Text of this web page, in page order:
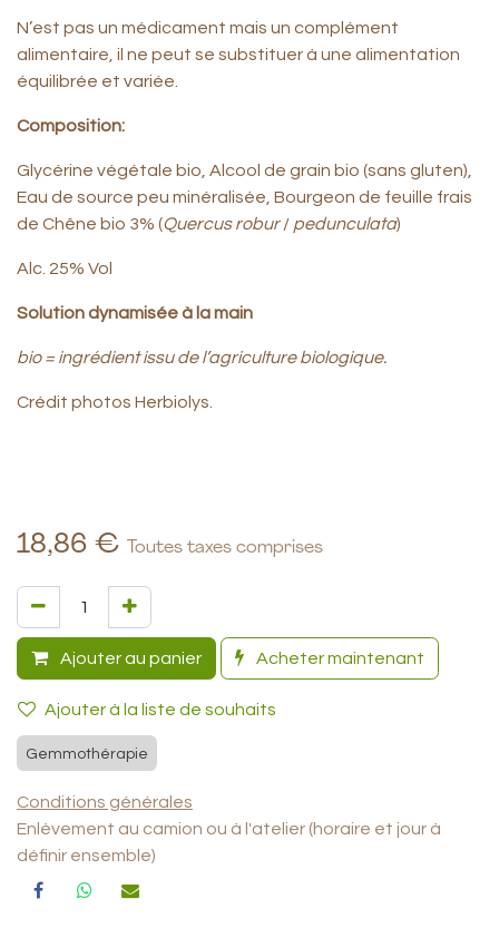
N’est pas un médicament mais un complément
alimentaire, il ne peut se substituer à une alimentation
équilibrée et variée.
Composition:
Glycérine végétale bio, Alcool de grain bio (sans gluten),
Eau de source peu minéralisée, Bourgeon de feuille frais
de Chêne bio 3% (Quercus robur/ pedunculata)
Alc. 25% Vol
Solution dynamisée à la main
bio = ingrédient issu de l’agriculture biologique.
Crédit photos Herbiolys.
18,86 € Toutes taxes comprises
Ajouter au panier Acheter maintenant
Ajouter à la liste de souhaits
Gemmothérapie
Conditions générales
Enlèvement au camion ou à l'atelier (horaire et jour à
définir ensemble)